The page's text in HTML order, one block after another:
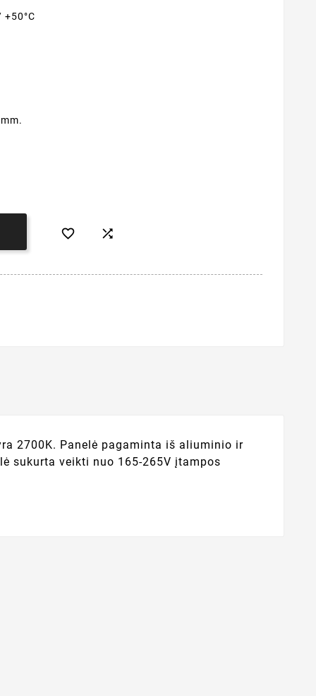
 
2700K. Panelė pagaminta iš aliuminio ir
sukurta veikti nuo 165-265V įtampos